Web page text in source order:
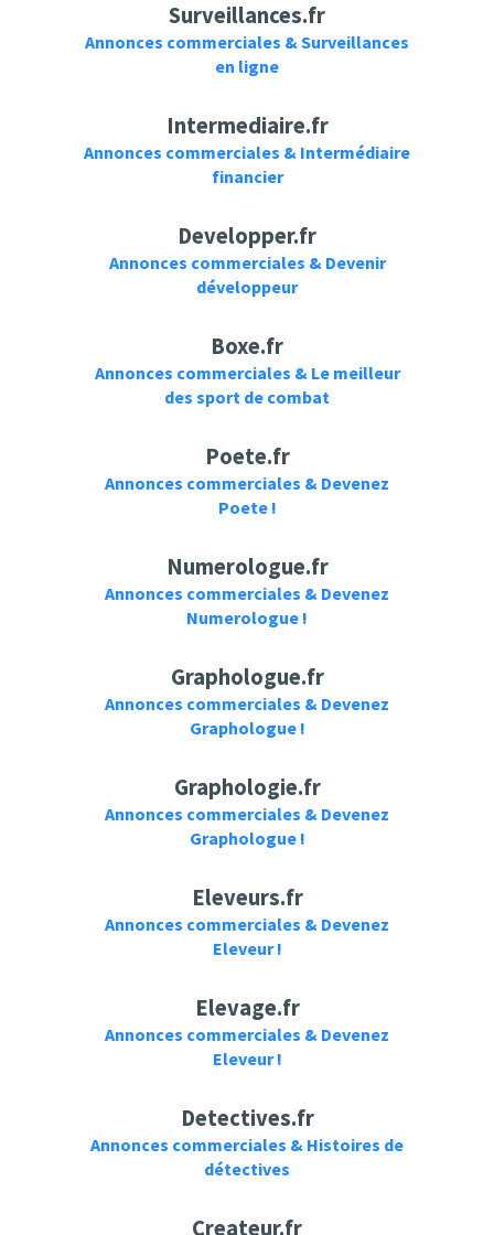
Surveillances.fr
Annonces commerciales & Surveillances
en ligne
Intermediaire.fr
Annonces commerciales & Intermédiaire
financier
Developper.fr
Annonces commerciales & Devenir
développeur
Boxe.fr
Annonces commerciales & Le meilleur
des sport de combat
Poete.fr
Annonces commerciales & Devenez
Poete !
Numerologue.fr
Annonces commerciales & Devenez
Numerologue !
Graphologue.fr
Annonces commerciales & Devenez
Graphologue !
Graphologie.fr
Annonces commerciales & Devenez
Graphologue !
Eleveurs.fr
Annonces commerciales & Devenez
Eleveur !
Elevage.fr
Annonces commerciales & Devenez
Eleveur !
Detectives.fr
Annonces commerciales & Histoires de
détectives
Createur.fr